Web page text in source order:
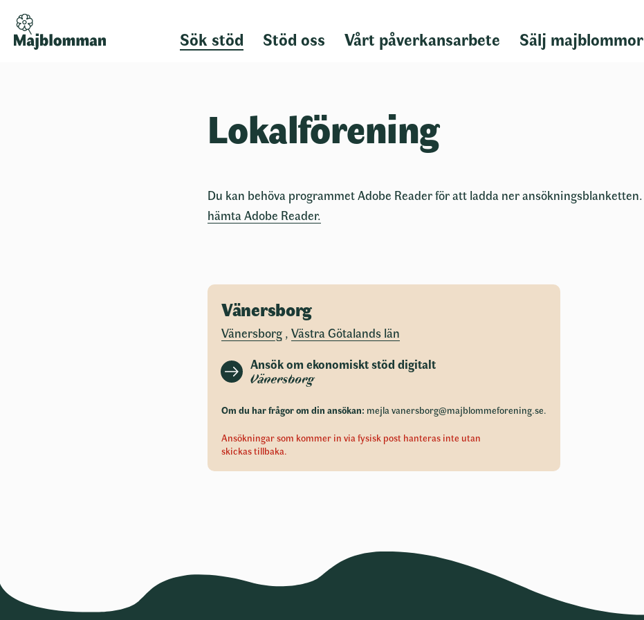
Sök stöd Stöd oss Vårt påverkansarbete Sälj majblommor
Lokalförening
Du kan behöva programmet Adobe Reader för att ladda ner ansökningsblanketten.
hämta Adobe Reader.
Vänersborg
Vänersborg, Västra Götalands län
Ansök om ekonomiskt stöd digitalt
Vänersborg
Om du har frågor om din ansökan: mejlavanersborg@majblommeforening.se.
Ansökningar som kommer in via fysisk post hanteras inte utan
skickas tillbaka.